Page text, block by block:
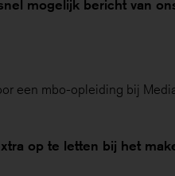
mogelijk bericht van
een mbo-opleiding bij
op te letten bij het